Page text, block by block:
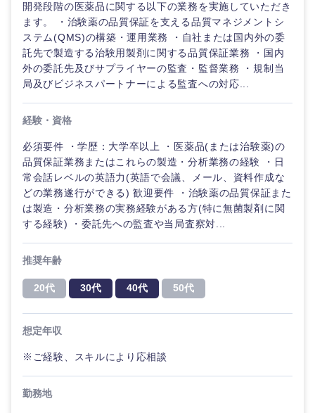
ビス・制
作、ゲー
ム
技術職
（モノづ
職
メディカ
ル
不動産専
門職
建設・施
工管理
事務職
その他
不動産専門職
建設・施工管理
WEBサービス
コンサル・シンクタンク
エンターテイメント
法律・特許事務所・監査法人
人材・アウトソーシング
関東地方
茨城県
開発段階の医薬品に関する以下の業務を実施していただき
ます。 ・治験薬の品質保証を支える品質マネジメントシ
ステム(QMS)の構築・運用業務 ・自社または国内外の委
託先で製造する治験用製剤に関する品質保証業務 ・国内
外の委託先及びサプライヤーの監査・監督業務 ・規制当
局及びビジネスパートナーによる監査への対応...
経験・資格
必須要件 ・学歴：大学卒以上 ・医薬品(または治験薬)の
品質保証業務またはこれらの製造・分析業務の経験 ・日
常会話レベルの英語力(英語で会議、メール、資料作成な
どの業務遂行ができる) 歓迎要件 ・治験薬の品質保証また
は製造・分析業務の実務経験がある方(特に無菌製剤に関
する経験) ・委託先への監査や当局査察対...
推奨年齢
20代 30代 40代 50代
想定年収
※ご経験、スキルにより応相談
勤務地